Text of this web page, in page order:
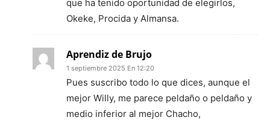
que ha tenido oportunidad de elegirlos,
Okeke, Procida y Almansa.
Aprendiz de Brujo
1 septiembre 2025 En 12:20
Pues suscribo todo lo que dices, aunque el
mejor Willy, me parece peldaño o peldaño y
medio inferior al mejor Chacho,